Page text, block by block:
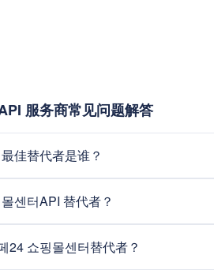
服务商常见问题解答
佳替代者是谁？
센터API 替代者？
24 쇼핑몰센터替代者？